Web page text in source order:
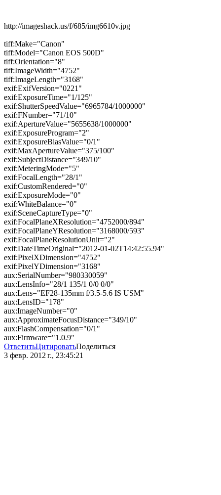
http://imageshack.us/f/685/img6610v.jpg
tiff:Make="Canon"
tiff:Model="Canon EOS 500D"
tiff:Orientation="8"
tiff:ImageWidth="4752"
tiff:ImageLength="3168"
exif:ExifVersion="0221"
exif:ExposureTime="1/125"
exif:ShutterSpeedValue="6965784/1000000"
exif:FNumber="71/10"
exif:ApertureValue="5655638/1000000"
exif:ExposureProgram="2"
exif:ExposureBiasValue="0/1"
exif:MaxApertureValue="375/100"
exif:SubjectDistance="349/10"
exif:MeteringMode="5"
exif:FocalLength="28/1"
exif:CustomRendered="0"
exif:ExposureMode="0"
exif:WhiteBalance="0"
exif:SceneCaptureType="0"
exif:FocalPlaneXResolution="4752000/894"
exif:FocalPlaneYResolution="3168000/593"
exif:FocalPlaneResolutionUnit="2"
exif:DateTimeOriginal="2012-01-02T14:42:55.94"
exif:PixelXDimension="4752"
exif:PixelYDimension="3168"
aux:SerialNumber="980330059"
aux:LensInfo="28/1 135/1 0/0 0/0"
aux:Lens="EF28-135mm f/3.5-5.6 IS USM"
aux:LensID="178"
aux:ImageNumber="0"
aux:ApproximateFocusDistance="349/10"
aux:FlashCompensation="0/1"
aux:Firmware="1.0.9"
ОтветитьЦитироватьПоделиться
3 февр. 2012 г., 23:45:21